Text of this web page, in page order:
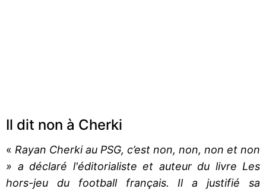
Il dit non à Cherki
« Rayan Cherki au PSG, c’est non, non, non et non
» a déclaré l'éditorialiste et auteur du livre Les
hors-jeu du football français. Il a justifié sa